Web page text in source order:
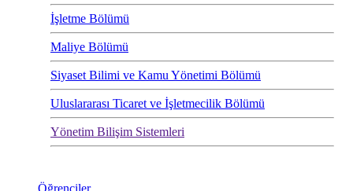
İşletme Bölümü
Maliye Bölümü
Siyaset Bilimi ve Kamu Yönetimi Bölümü
Uluslararası Ticaret ve İşletmecilik Bölümü
Yönetim Bilişim Sistemleri